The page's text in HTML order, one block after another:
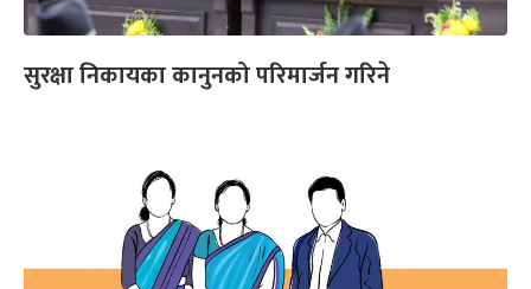
सुरक्षा निकायका कानुनको परिमार्जन गरिने